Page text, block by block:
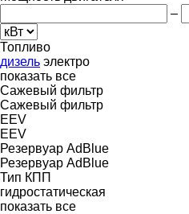
–
Топливо
дизель электро
показать все
Сажевый фильтр
Сажевый фильтр
EEV
EEV
Резервуар AdBlue
Резервуар AdBlue
Тип КПП
гидростатическая
показать все